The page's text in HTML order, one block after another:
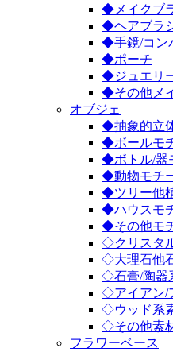
◆メイクブ
◆ヘアブラ
◆手鏡/コン
◆ポーチ
◆ジュエリ
◆その他メ
オブジェ
◆抽象的立
◆ボールモ
◆ボトル/器
◆動物モチ
◆ツリー他
◆ハウスモ
◆その他モ
◇クリスタ
◇大理石他
◇石膏/陶器
◇アイアン/
◇ウッド系
◇その他素
フラワーベース